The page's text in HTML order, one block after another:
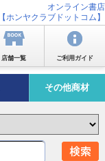
オンライン書店
【ホンヤクラブドットコム】
店舗一覧 ご利用ガイド
その他商材